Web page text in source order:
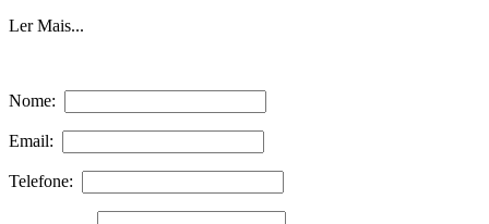
Ler Mais...
Nome:
Email:
Telefone: